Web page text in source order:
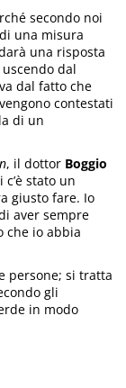
secondo noi
una misura
una risposta
uscendo dal
dal fatto che
contestati
di un
, il dottor Boggio
stato un
giusto fare. Io
aver sempre
che io abbia
persone; si tratta
gli
in modo